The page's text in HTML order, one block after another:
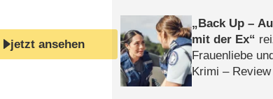
jetzt ansehen
Back Up –
mit der Ex
Frauenliebe
Krimi – Review